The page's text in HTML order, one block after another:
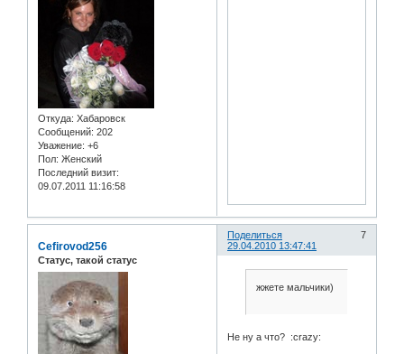
Откуда: Хабаровск
Сообщений: 202
Уважение: +6
Пол: Женский
Последний визит:
09.07.2011 11:16:58
Поделиться
7
29.04.2010 13:47:41
Cefirovod256
Статус, такой статус
жжете мальчики)
Не ну а что? :crazy: